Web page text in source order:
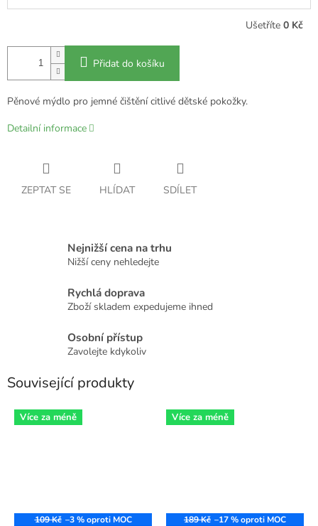
Ušetříte 0 Kč
Přidat do košíku
Pěnové mýdlo pro jemné čištění citlivé dětské pokožky.
Detailní informace
ZEPTAT SE HLÍDAT SDÍLET
Nejnižší cena na trhu
Nižší ceny nehledejte
Rychlá doprava
Zboží skladem expedujeme ihned
Osobní přístup
Zavolejte kdykoliv
Související produkty
Více za méně
109 Kč –3 %
Více za méně
189 Kč –17 %